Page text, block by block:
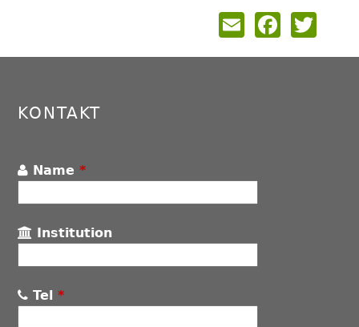
Email
to
KONTAKT
Name*
Institution
Tel*